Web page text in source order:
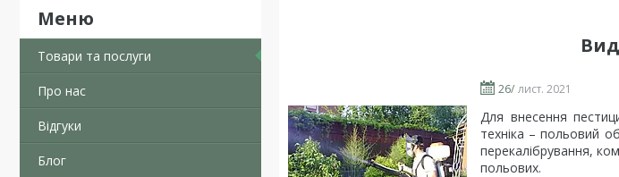
Товари та послуги
Про нас
Відгуки
Блог
26/ лист. 2021
Для внесення
техніка – польовий
перекалібрування,
польових.